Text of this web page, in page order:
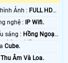
hình Ảnh : FULL HD
⚛️ Sử dụng công nghệ :
IP Wifi.
⭐ Khi xem thiếu sáng : Hồng Ngoại
Smart IR.
Cube.
:Thu Âm Và Loa.